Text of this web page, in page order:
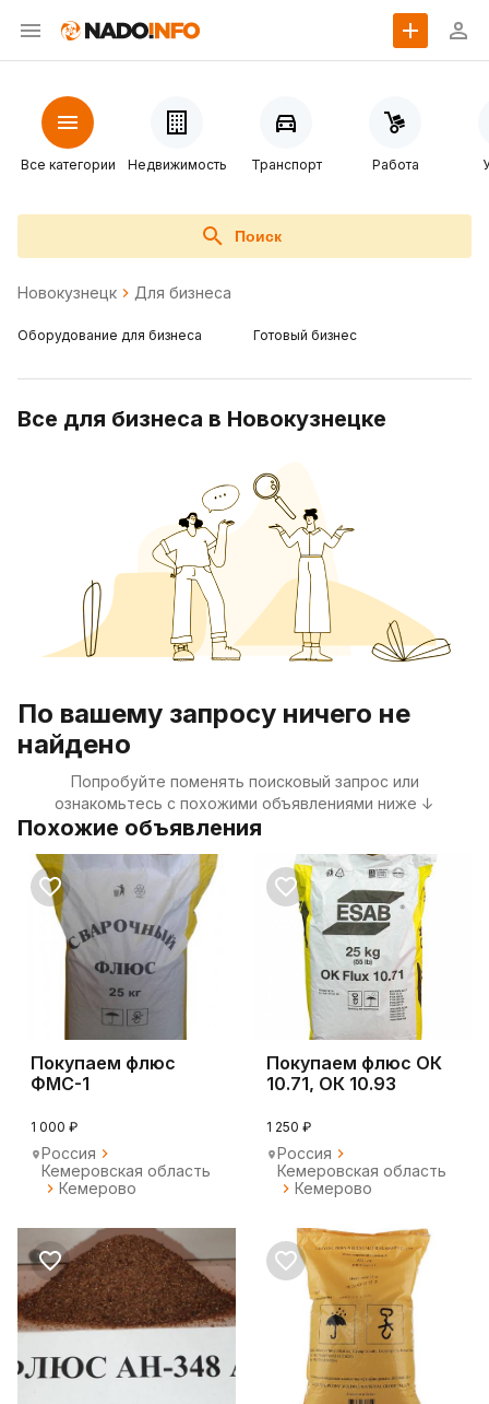
Все категории Недвижимость Транспорт Работа
Поиск
Новокузнецк Для бизнеса
Оборудование для бизнеса Готовый бизнес
Все для бизнеса в Новокузнецке
По вашему запросу ничего не
найдено
Попробуйте поменять поисковый запрос или
ознакомьтесь с похожими объявлениями ниже ↓
Похожие объявления
Покупаем флюс
ФМС-1
1 000 ₽
Россия
Кемеровская область
Кемерово
Покупаем флюс ОК
10.71, ОК 10.93
1 250 ₽
Россия
Кемеровская область
Кемерово